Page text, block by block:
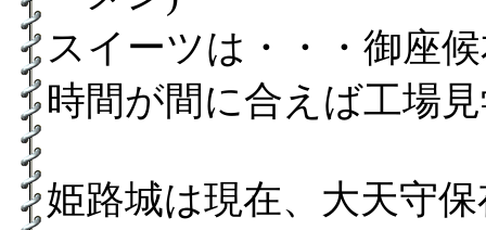
スイーツは・・・御座
時間が間に合えば工場
姫路城は現在、大天守